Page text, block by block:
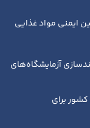
ایمنی مواد غذایی
آزمایشگاه‌های
کشور برای